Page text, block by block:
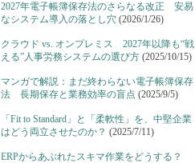
2027年電子帳簿保存法のさらなる改正 安易
なシステム導入の落とし穴 (2026/1/26)
クラウド vs. オンプレミス 2027年以降も“戦
える”人事労務システムの選び方 (2025/10/15)
マンガで解説：まだ終わらない電子帳簿保存
法 長期保存と業務効率の盲点 (2025/9/5)
「Fit to Standard」と「柔軟性」を、中堅企業
はどう両立させたのか？ (2025/7/11)
ERPからあぶれたスキマ作業をどうする？